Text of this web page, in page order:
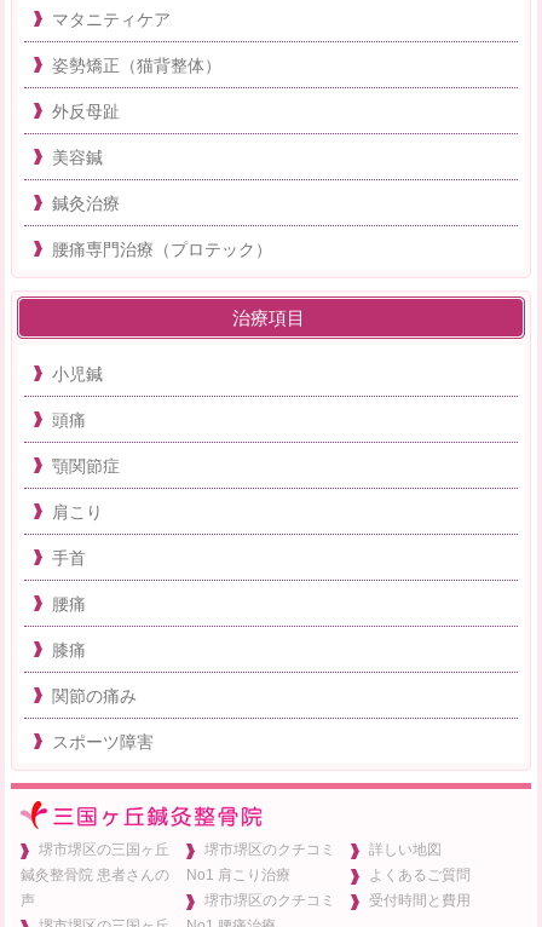
マタニティケア
姿勢矯正（猫背整体）
外反母趾
美容鍼
鍼灸治療
腰痛専門治療（プロテック）
治療項目
小児鍼
頭痛
顎関節症
肩こり
手首
腰痛
膝痛
関節の痛み
スポーツ障害
堺市堺区の三国ヶ丘
鍼灸整骨院 患者さんの
声
堺市堺区のクチコミ
No1 肩こり治療
堺市堺区のクチコミ
詳しい地図
よくあるご質問
受付時間と費用